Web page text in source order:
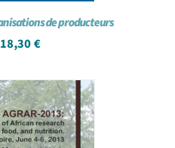
de producteurs
18,30 €